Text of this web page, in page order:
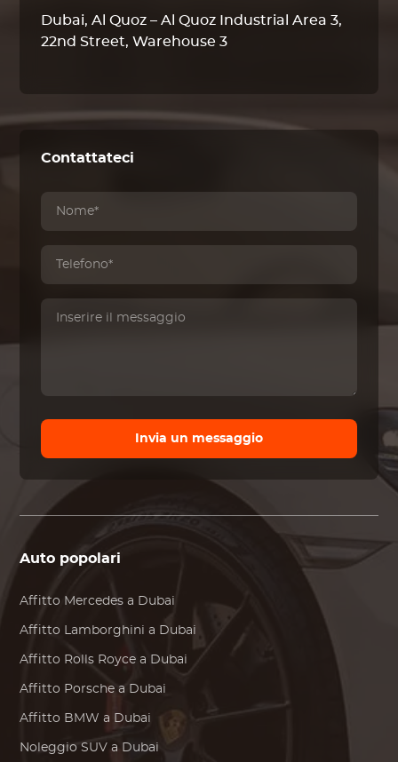
Dubai, Al Quoz – Al Quoz Industrial Area 3,
22nd Street, Warehouse 3
Contattateci
Invia un messaggio
Auto popolari
Affitto Mercedes a Dubai
Affitto Lamborghini a Dubai
Affitto Rolls Royce a Dubai
Affitto Porsche a Dubai
Affitto BMW a Dubai
Noleggio SUV a Dubai